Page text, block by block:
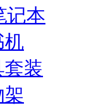
记本
机
装
架